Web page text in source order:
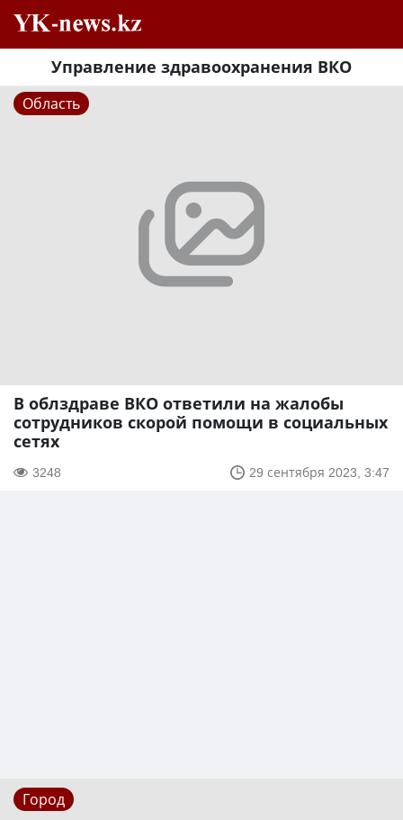
Управление здравоохранения ВКО
Область
В облздраве ВКО ответили на жалобы
сотрудников скорой помощи в социальных
сетях
3248 29 сентября 2023, 3:47
Город